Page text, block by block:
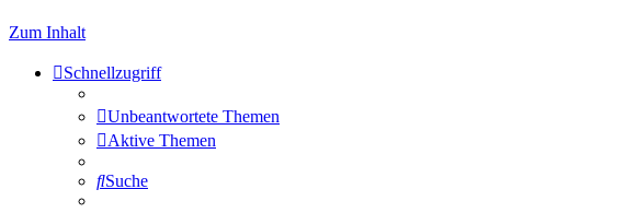
Zum Inhalt
Schnellzugriff
Unbeantwortete Themen
Aktive Themen
Suche